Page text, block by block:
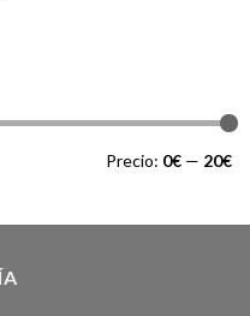
Precio: 0€ — 20€